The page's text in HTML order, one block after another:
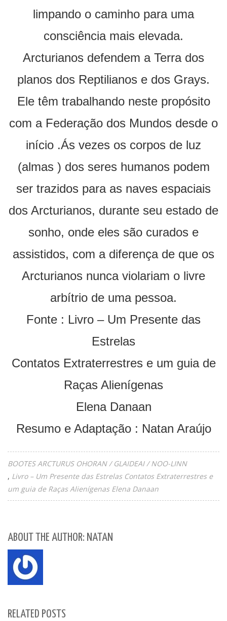
limpando o caminho para uma
consciência mais elevada.
Arcturianos defendem a Terra dos
planos dos Reptilianos e dos Grays.
Ele têm trabalhando neste propósito
com a Federação dos Mundos desde o
início .Ás vezes os corpos de luz
(almas ) dos seres humanos podem
ser trazidos para as naves espaciais
dos Arcturianos, durante seu estado de
sonho, onde eles são curados e
assistidos, com a diferença de que os
Arcturianos nunca violariam o livre
arbítrio de uma pessoa.
Fonte : Livro – Um Presente das
Estrelas
Contatos Extraterrestres e um guia de
Raças Alienígenas
Elena Danaan
Resumo e Adaptação : Natan Araújo
BOOTES ARCTURUS OHORAN / GLAIDEAI / NOO-LINN
Livro – Um Presente das Estrelas Contatos Extraterrestres e
um guia de Raças Alienígenas Elena Danaan
ABOUT THE AUTHOR: NATAN
RELATED POSTS